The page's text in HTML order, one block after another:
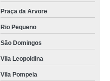
Praça da Arvore
Rio Pequeno
São Domingos
Vila Leopoldina
Vila Pompeia